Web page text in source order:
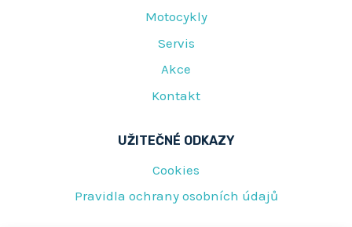
Motocykly
Servis
Akce
Kontakt
UŽITEČNÉ ODKAZY
Cookies
Pravidla ochrany osobních údajů